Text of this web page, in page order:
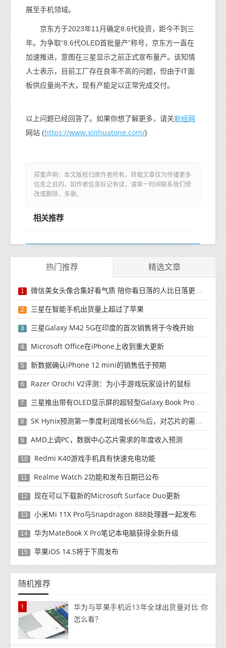
展至手机领域。
京东方于2023年11月确定8.6代投资，距今不到三
年。为争取“8.6代OLED首批量产”称号，京东方一直在
加速推进，意图在三星显示之前正式宣布量产。该知情
人士表示，目前工厂存在良率不高的问题，但由于IT面
板供应量尚不大，现有产能足以正常完成交付。
以上问题已经回答了。如果你想了解更多，请关新经网
网站 (https://www.xinhuatone.com/)
郑重声明：本文版权归原作者所有，转载文章仅为传播更多
信息之目的，如作者信息标记有误，请第一时间联系我们修
改或删除，多谢。
相关推荐
热门推荐 精选文章
1 微信美女头像合集好看气质 陪你看日落的人比日落更浪漫
2 三星在智能手机出货量上超过了苹果
3 三星Galaxy M42 5G在印度的首次销售将于今晚开始
4 Microsoft Office在iPhone上收到重大更新
5 新数据确认iPhone 12 mini的销售低于预期
6 Razer Orochi V2评测：为小手游戏玩家设计的鼠标
7 三星推出带有OLED显示屏的超轻型Galaxy Book Pro和Galaxy Book Pro 360笔记本电脑
8 SK Hynix预测第一季度利润增长66％后，对芯片的需求将增强
9 AMD上调PC，数据中心芯片需求的年度收入预测
10 Redmi K40游戏手机具有快速充电功能
11 Realme Watch 2功能和发布日期已公布
12 现在可以下载新的Microsoft Surface Duo更新
13 小米Mi 11X Pro与Snapdragon 888处理器一起发布
14 华为MateBook X Pro笔记本电脑获得全新升级
15 苹果iOS 14.5将于下周发布
随机推荐
1
华为与苹果手机近13年全球出货量对比 你
怎么看？